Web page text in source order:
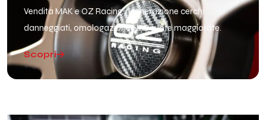
Vendita MAK e OZ Racing, rigenerazione cerchi
danneggiati, omologazione NAD ruote maggiorate.
Scopri